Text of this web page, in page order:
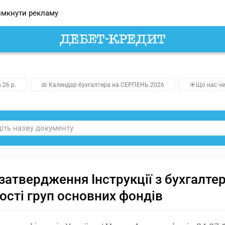
рекламу
р. 📅 Календар бухгалтера на СЕРПЕНЬ 2026 ☀️Що нас
Інструкції з
груп основних фондів